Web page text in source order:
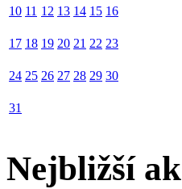
10 11 12 13 14 15 16
17 18 19 20 21 22 23
24 25 26 27 28 29 30
31
Nejbližší